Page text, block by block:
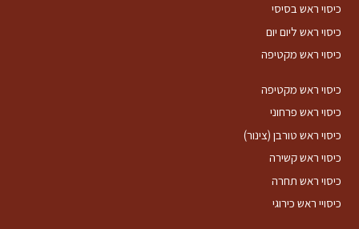
כיסוי ראש בסיסי
כיסוי ראש ליום יום
כיסוי ראש מקטיפה
כיסוי ראש מקטיפה
כיסוי ראש פרחוני
כיסוי ראש טורבן (צינור)
כיסוי ראש קשירה
כיסוי ראש תחרה
כיסויי ראש כירוגי